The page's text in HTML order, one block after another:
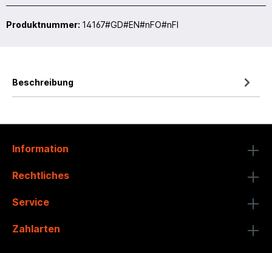
Produktnummer: 14167#GD#EN#nFO#nFI
Beschreibung
Information
Rechtliches
Service
Zahlarten